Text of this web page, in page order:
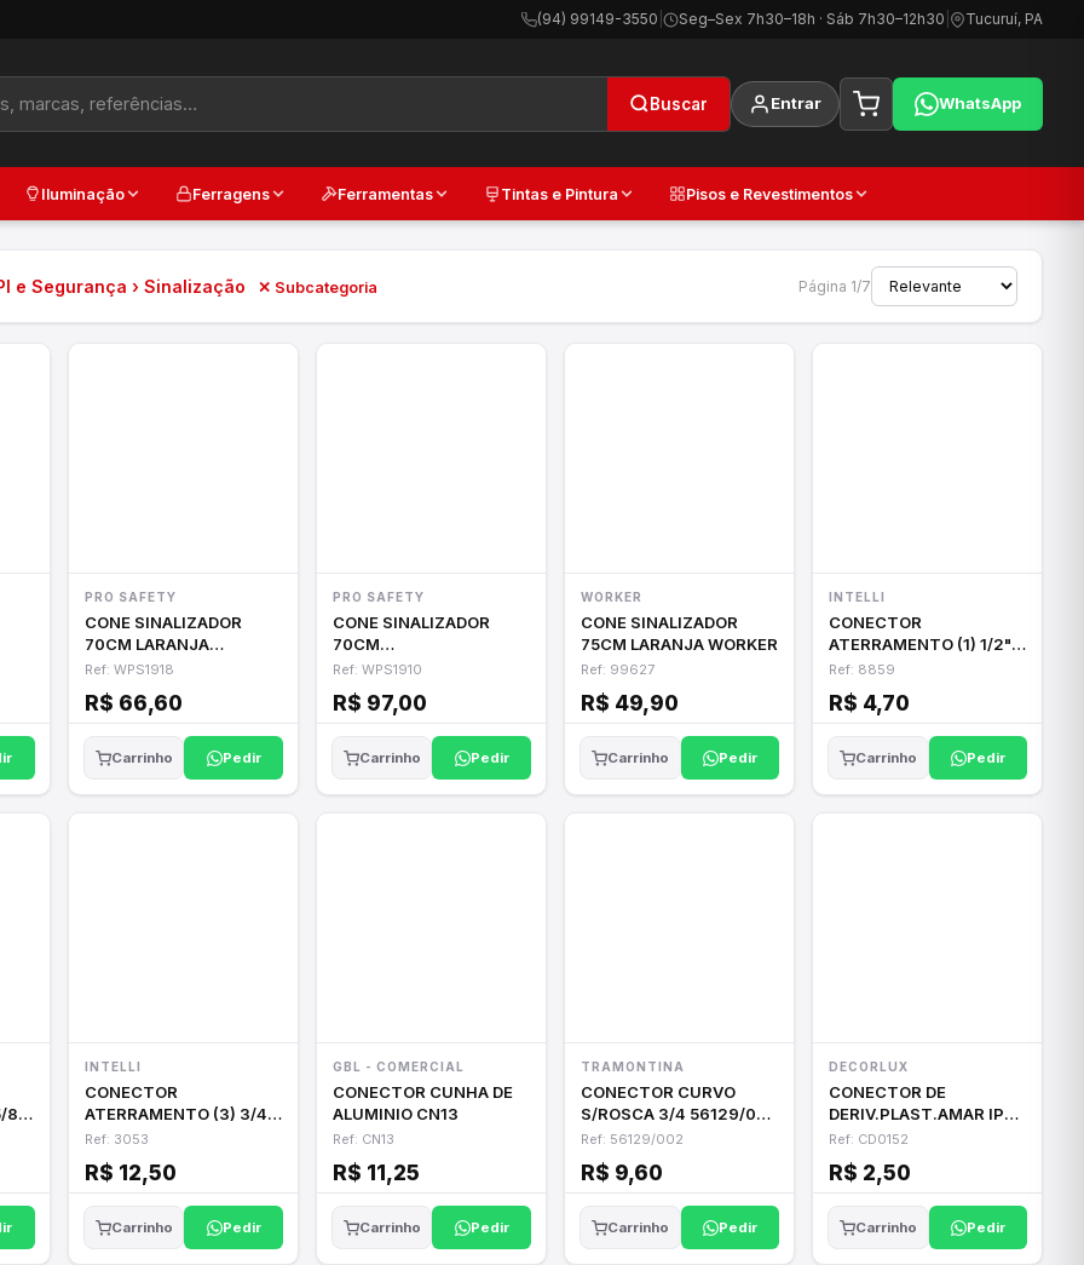
(94) 99149-3550 | Seg–Sex 7h30–18h · Sáb 7h30–12h30 Tucuruí, PA
Buscar Entrar WhatsApp
Iluminação Ferragens Ferramentas Tintas e Pintura Pisos e Revestimentos
e Segurança › Sinalização ✕ Subcategoria Página 1/7
PRO SAFETY
CONE SINALIZADOR
70CM LARANJA
REFLETIVO
Ref: WPS1918
R$ 66,60
Carrinho Pedir
PRO SAFETY
CONE SINALIZADOR
70CM
LARANJA/BRANCO
Ref: WPS1910
R$ 97,00
Carrinho Pedir
WORKER
CONE SINALIZADOR
75CM LARANJA WORKER
Ref: 99627
R$ 49,90
Carrinho Pedir
INTELLI
CONECTOR
ATERRAMENTO (1) 1/2"
TH-38
Ref: 8859
R$ 4,70
Carrinho Pedir
INTELLI
CONECTOR
ATERRAMENTO (3) 3/4"
TH-34
Ref: 3053
R$ 12,50
Carrinho Pedir
GBL - COMERCIAL
CONECTOR CUNHA DE
ALUMINIO CN13
Ref: CN13
R$ 11,25
Carrinho Pedir
TRAMONTINA
CONECTOR CURVO
S/ROSCA 3/4 56129/002
TRAMONTINA
Ref: 56129/002
R$ 9,60
Carrinho Pedir
DECORLUX
CONECTOR DE
DERIV.PLAST.AMAR IP
1.5-2,5MM 16A 250V
Ref: CD0152
R$ 2,50
Carrinho Pedir